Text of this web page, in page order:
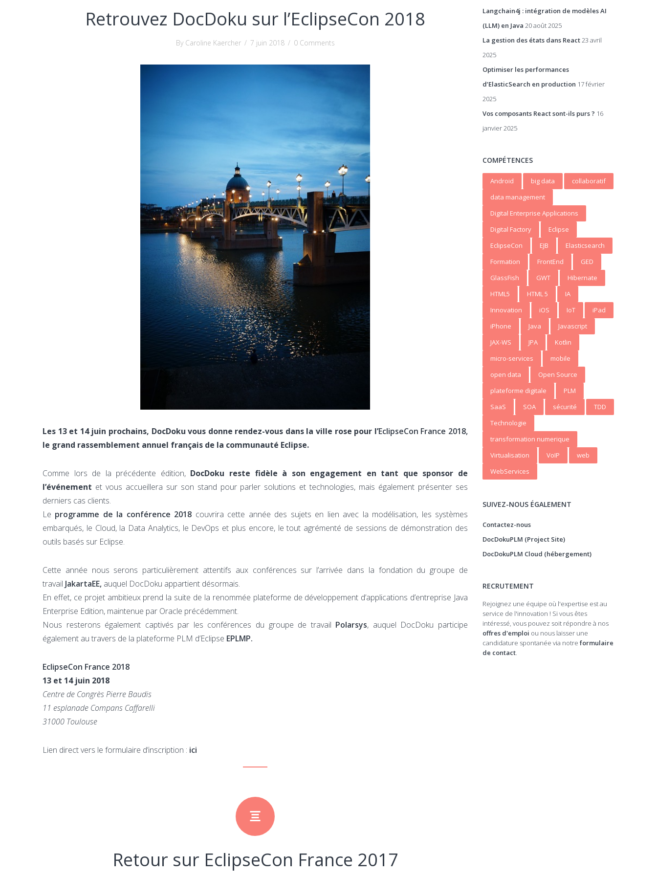
Retrouvez DocDoku sur l’EclipseCon 2018
By Caroline Kaercher / 7 juin 2018 / 0 Comments
Les 13 et 14 juin prochains, DocDoku vous donne rendez-vous dans la ville rose pour l’EclipseCon France 2018,
le grand rassemblement annuel français de la communauté Eclipse.
Comme lors de la précédente édition, DocDoku reste fidèle à son engagement en tant que sponsor de
l’événement et vous accueillera sur son stand pour parler solutions et technologies, mais également présenter ses
derniers cas clients.
Le programme de la conférence 2018 couvrira cette année des sujets en lien avec la modélisation, les systèmes
embarqués, le Cloud, la Data Analytics, le DevOps et plus encore, le tout agrémenté de sessions de démonstration des
outils basés sur Eclipse.
Cette année nous serons particulièrement attentifs aux conférences sur l’arrivée dans la fondation du groupe de
travail JakartaEE, auquel DocDoku appartient désormais.
En effet, ce projet ambitieux prend la suite de la renommée plateforme de développement d’applications d’entreprise Java
Enterprise Edition, maintenue par Oracle précédemment.
Nous resterons également captivés par les conférences du groupe de travail Polarsys, auquel DocDoku participe
également au travers de la plateforme PLM d’Eclipse EPLMP.
EclipseCon France 2018
13 et 14 juin 2018
Centre de Congrès Pierre Baudis
11 esplanade Compans Caffarelli
31000 Toulouse
Lien direct vers le formulaire d’inscription : ici
Retour sur EclipseCon France 2017
Langchain4j : intégration de modèles AI
(LLM) en Java 20 août 2025
La gestion des états dans React23 avril
2025
Optimiser les performances
d’ElasticSearch en production 17 février
2025
Vos composants React sont-ils purs ? 16
janvier 2025
COMPÉTENCES
Android big data
collaboratif
data management
Digital Enterprise Applications
Digital Factory
Eclipse
EclipseCon
EJB
Elasticsearch
Formation
FrontEnd
GED
GlassFish
GWT
Hibernate
HTML5
HTML 5
IA
Innovation
iOS IoT
iPad
iPhone
Java
Javascript
JAX-WS
JPA
Kotlin
micro-services
mobile
open data
Open Source
plateforme digitale
PLM
SaaS
SOA sécurité
TDD
Technologie
transformation numerique
Virtualisation
VoIP
web
WebServices
SUIVEZ-NOUS ÉGALEMENT
Contactez-nous
DocDokuPLM (Project Site)
DocDokuPLM Cloud (hébergement)
RECRUTEMENT
Rejoignez une équipe où l'expertise est au
service de l'innovation ! Si vous êtes
intéressé, vous pouvez soit répondre à nos
offres d'emploi ou nous laisser une
candidature spontanée via notre formulaire
de contact.